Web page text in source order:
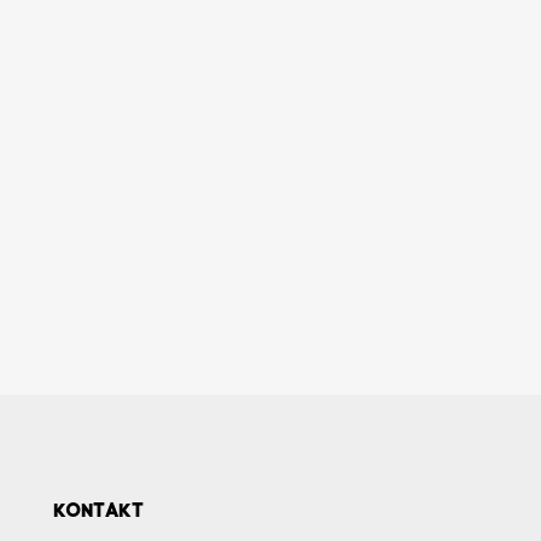
KONTAKT